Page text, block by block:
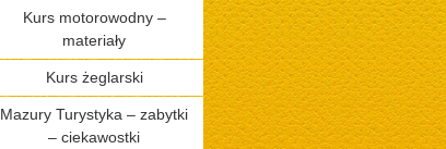
Kurs motorowodny –
materiały
Kurs żeglarski
Mazury Turystyka – zabytki
– ciekawostki